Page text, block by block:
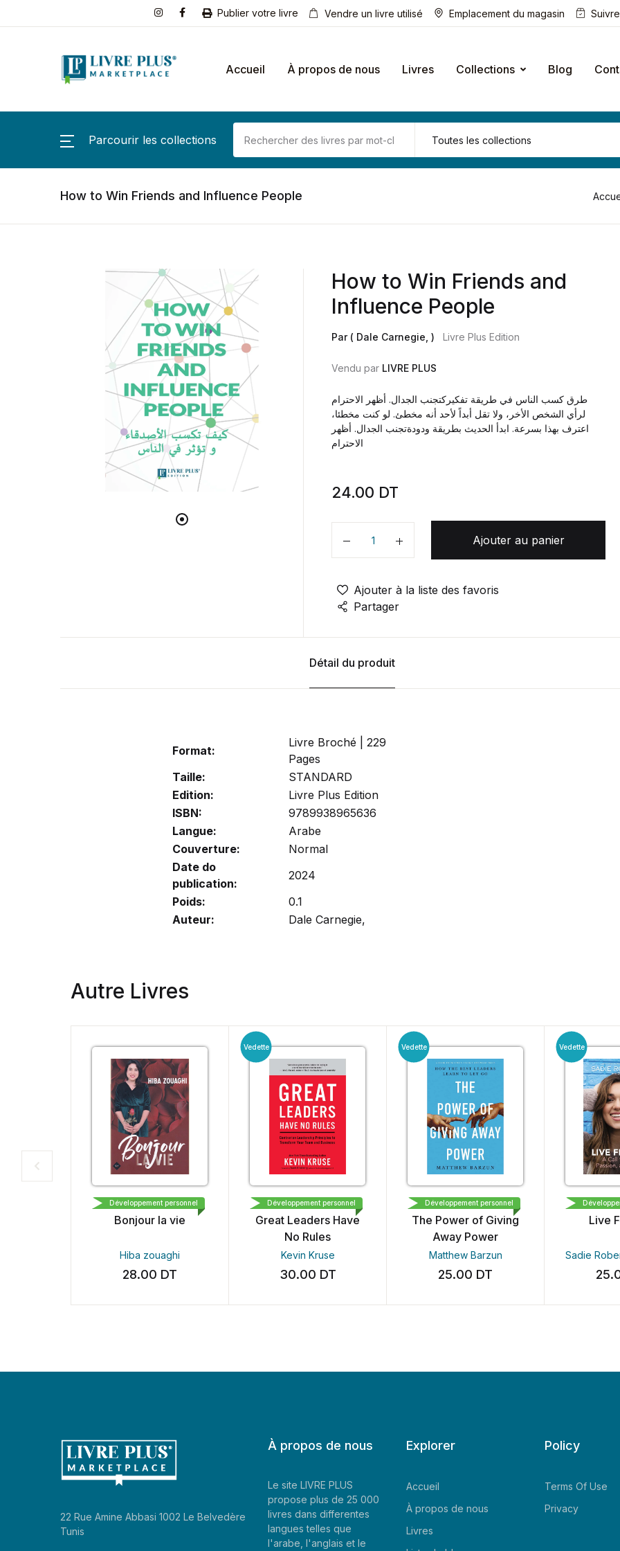
Publier votre livre Vendre un livre utilisé Emplacement du magasin
Accueil À propos de nous Livres Collections Blog
Parcourir les collections
How to Win Friends and Influence People
How to Win Friends and
Influence People
Par ( Dale Carnegie, ) Livre Plus Edition
Vendu par LIVRE PLUS
طرق كسب الناس في طريقة تفكيركتجنب الجدال. أظهر الاحترام
لرأي الشخص الأخر، ولا تقل أبداً لأحد أنه مخطئ. لو كنت مخطئا،
اعترف بهذا بسرعة. ابدأ الحديث بطريقة ودودةتجنب الجدال. أظهر
24.00 DT
Quantité
Ajouter au panier
Ajouter à la liste des favoris
Partager
Détail du produit
Format:
Livre Broché | 229
Pages
Taille:
STANDARD
Edition:
Livre Plus Edition
ISBN:
9789938965636
Langue:
Arabe
Couverture:
Normal
Date do
publication:
2024
Poids:
0.1
Auteur:
Dale Carnegie,
Autre Livres
نحن للإبداع و النشر و التوزيع
Bonjour la vie
Hiba zouaghi
28.00DT
Développement personnel
Vedette
RODALE
Great Leaders Have
No Rules
Kevin Kruse
30.00DT
Développement personnel
Vedette
OPTIMISM PRESS
The Power of Giving
Away Power
Matthew Barzun
25.00DT
Développement personnel
Vedette
TOMMY
Live
Sadie
22 Rue Amine Abbasi 1002 Le Belvedère
Tunis
À propos de nous
Le site LIVRE PLUS
propose plus de 25 000
livres dans differentes
langues telles que
l'arabe, l'anglais et le
Explorer
Accueil
À propos de nous
Livres
Policy
Terms Of Use
Privacy